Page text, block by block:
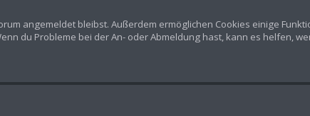
angemeldet bleibst. Außerdem ermöglichen Cookies einige
du Probleme bei der An- oder Abmeldung hast, kann es helfen,